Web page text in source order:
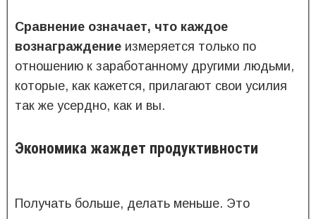
Сравнение означает, что каждое
вознаграждение измеряется только по
отношению к заработанному другими людьми,
которые, как кажется, прилагают свои усилия
так же усердно, как и вы.
Экономика жаждет продуктивности
Получать больше, делать меньше. Это